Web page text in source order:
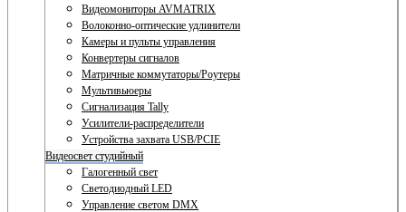
Видеомониторы AVMATRIX
Волоконно-оптические удлинители
Камеры и пульты управления
Конвертеры сигналов
Матричные коммутаторы/Роутеры
Мультивьюеры
Сигнализация Tally
Усилители-распределители
Устройства захвата USB/PCIE
Видеосвет студийный
Галогенный свет
Светодиодный LED
Управление светом DMX